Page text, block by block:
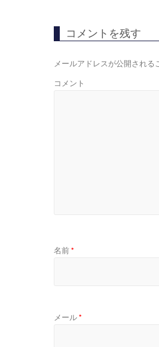
コメントを残す
メールアドレスが公開される
コメント
名前*
メール*